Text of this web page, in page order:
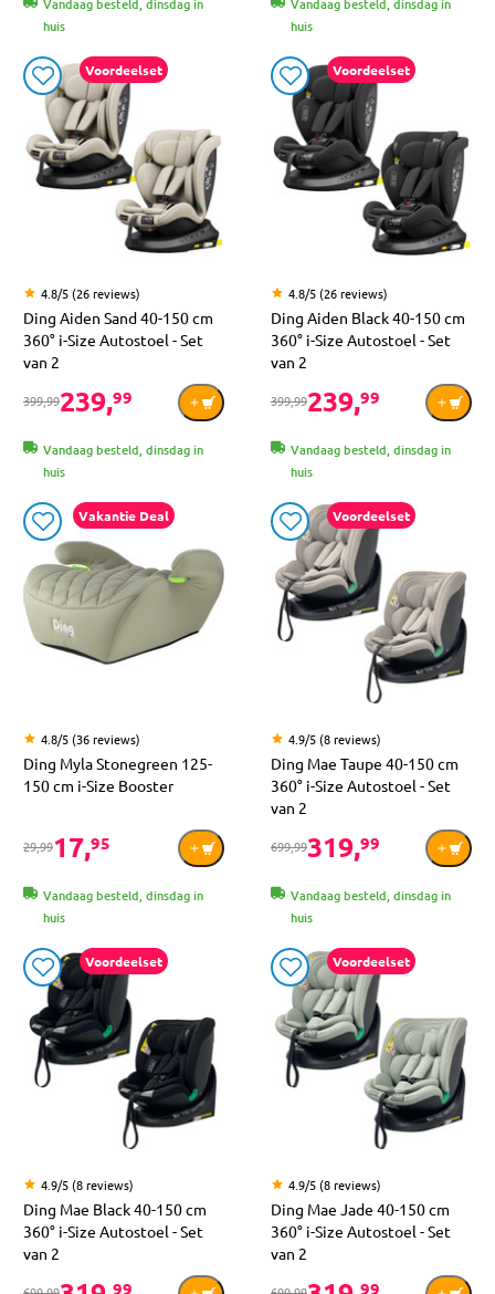
huis
huis
Voordeelset
4.8/5 (26 reviews)
Ding Aiden Sand 40-150 cm
360° i-Size Autostoel - Set
van 2
399,99239,99
Vandaag besteld, dinsdag in
huis
Voordeelset
4.8/5 (26 reviews)
Ding Aiden Black 40-150 cm
360° i-Size Autostoel - Set
van 2
399,99239,99
Vandaag besteld, dinsdag in
huis
Vakantie Deal
4.8/5 (36 reviews)
Ding Myla Stonegreen 125-
150 cm i-Size Booster
29,9917,95
Vandaag besteld, dinsdag in
huis
Voordeelset
4.9/5 (8 reviews)
Ding Mae Taupe 40-150 cm
360° i-Size Autostoel - Set
van 2
699,99319,99
Vandaag besteld, dinsdag in
huis
Voordeelset
4.9/5 (8 reviews)
Ding Mae Black 40-150 cm
360° i-Size Autostoel - Set
van 2
99
Voordeelset
4.9/5 (8 reviews)
Ding Mae Jade 40-150 cm
360° i-Size Autostoel - Set
van 2
99